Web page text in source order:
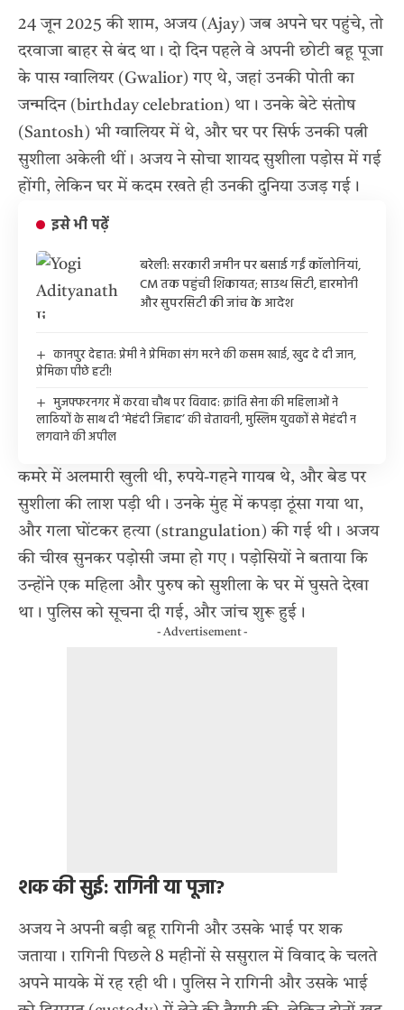
24 जून 2025 की शाम, अजय (Ajay) जब अपने घर पहुंचे, तो
दरवाजा बाहर से बंद था। दो दिन पहले वे अपनी छोटी बहू पूजा
के पास ग्वालियर (Gwalior) गए थे, जहां उनकी पोती का
जन्मदिन (birthday celebration) था। उनके बेटे संतोष
(Santosh) भी ग्वालियर में थे, और घर पर सिर्फ उनकी पत्नी
सुशीला अकेली थीं। अजय ने सोचा शायद सुशीला पड़ोस में गई
होंगी, लेकिन घर में कदम रखते ही उनकी दुनिया उजड़ गई।
इसे भी पढ़ें
बरेली: सरकारी जमीन पर बसाई गईं कॉलोनियां,
CM तक पहुंची शिकायत; साउथ सिटी, हारमोनी
और सुपरसिटी की जांच के आदेश
कानपुर देहात: प्रेमी ने प्रेमिका संग मरने की कसम खाई, खुद दे दी जान,
प्रेमिका पीछे हटी!
मुजफ्फरनगर में करवा चौथ पर विवाद: क्रांति सेना की महिलाओं ने
लाठियों के साथ दी ‘मेहंदी जिहाद’ की चेतावनी, मुस्लिम युवकों से मेहंदी न
लगवाने की अपील
कमरे में अलमारी खुली थी, रुपये-गहने गायब थे, और बेड पर
सुशीला की लाश पड़ी थी। उनके मुंह में कपड़ा ठूंसा गया था,
और गला घोंटकर हत्या (strangulation) की गई थी। अजय
की चीख सुनकर पड़ोसी जमा हो गए। पड़ोसियों ने बताया कि
उन्होंने एक महिला और पुरुष को सुशीला के घर में घुसते देखा
था। पुलिस को सूचना दी गई, और जांच शुरू हुई।
- Advertisement -
शक की सुई: रागिनी या पूजा?
अजय ने अपनी बड़ी बहू रागिनी और उसके भाई पर शक
जताया। रागिनी पिछले 8 महीनों से ससुराल में विवाद के चलते
अपने मायके में रह रही थी। पुलिस ने रागिनी और उसके भाई